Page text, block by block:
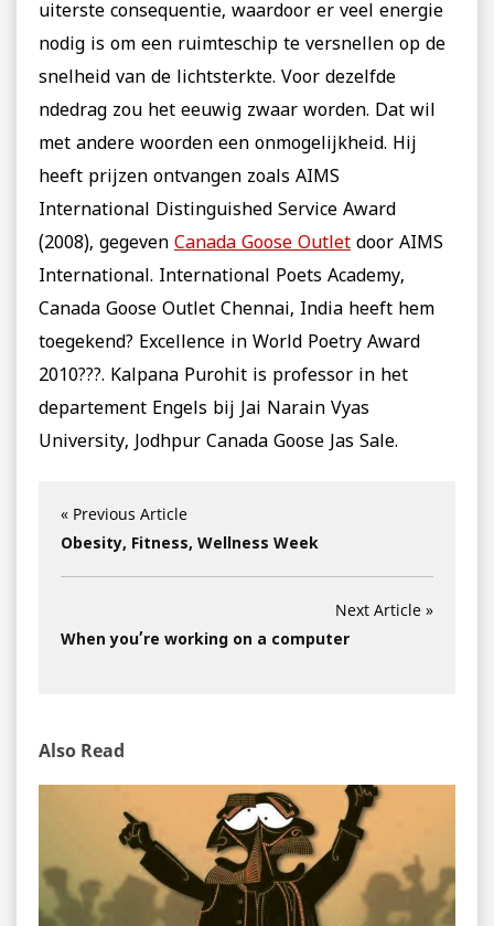
uiterste consequentie, waardoor er veel energie
nodig is om een ​​ruimteschip te versnellen op de
snelheid van de lichtsterkte. Voor dezelfde
ndedrag zou het eeuwig zwaar worden. Dat wil
met andere woorden een onmogelijkheid. Hij
heeft prijzen ontvangen zoals AIMS
International Distinguished Service Award
(2008), gegeven Canada Goose Outlet door AIMS
International. International Poets Academy,
Canada Goose Outlet Chennai, India heeft hem
toegekend? Excellence in World Poetry Award
2010???. Kalpana Purohit is professor in het
departement Engels bij Jai Narain Vyas
University, Jodhpur Canada Goose Jas Sale.
« Previous Article
Obesity, Fitness, Wellness Week
Next Article »
When you’re working on a computer
Also Read